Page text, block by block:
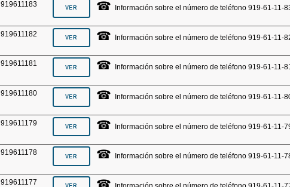
919611183 ☎ Información sobre el número de teléfono 919-61-11-
919611182 ☎ Información sobre el número de teléfono 919-61-11-
919611181 ☎ Información sobre el número de teléfono 919-61-11-81
919611180 ☎ Información sobre el número de teléfono 919-61-11-
919611179 ☎ Información sobre el número de teléfono 919-61-11-
919611178 ☎ Información sobre el número de teléfono 919-61-11-
919611177 ☎